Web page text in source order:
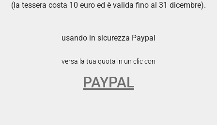
(la tessera costa 10 euro ed è valida fino al 31 dicembre).
usando in sicurezza Paypal
versa la tua quota in un clic con
PAYPAL